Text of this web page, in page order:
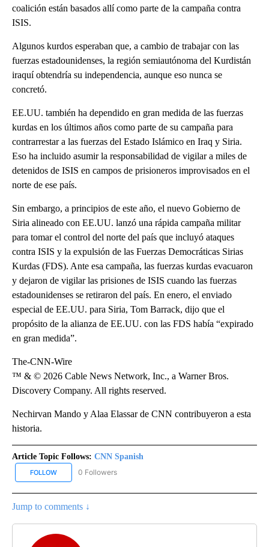
coalición están basados allí como parte de la campaña contra
ISIS.
Algunos kurdos esperaban que, a cambio de trabajar con las
fuerzas estadounidenses, la región semiautónoma del Kurdistán
iraquí obtendría su independencia, aunque eso nunca se
concretó.
EE.UU. también ha dependido en gran medida de las fuerzas
kurdas en los últimos años como parte de su campaña para
contrarrestar a las fuerzas del Estado Islámico en Iraq y Siria.
Eso ha incluido asumir la responsabilidad de vigilar a miles de
detenidos de ISIS en campos de prisioneros improvisados en el
norte de ese país.
Sin embargo, a principios de este año, el nuevo Gobierno de
Siria alineado con EE.UU. lanzó una rápida campaña militar
para tomar el control del norte del país que incluyó ataques
contra ISIS y la expulsión de las Fuerzas Democráticas Sirias
Kurdas (FDS). Ante esa campaña, las fuerzas kurdas evacuaron
y dejaron de vigilar las prisiones de ISIS cuando las fuerzas
estadounidenses se retiraron del país. En enero, el enviado
especial de EE.UU. para Siria, Tom Barrack, dijo que el
propósito de la alianza de EE.UU. con las FDS había “expirado
en gran medida”.
The-CNN-Wire
™ & © 2026 Cable News Network, Inc., a Warner Bros.
Discovery Company. All rights reserved.
Nechirvan Mando y Alaa Elassar de CNN contribuyeron a esta
historia.
Article Topic Follows: CNN Spanish
FOLLOW FOLLOW "CNN SPANISH" TO RECEIVE NOTIFICATIONS ABOUT
0 Followers
Jump to comments ↓